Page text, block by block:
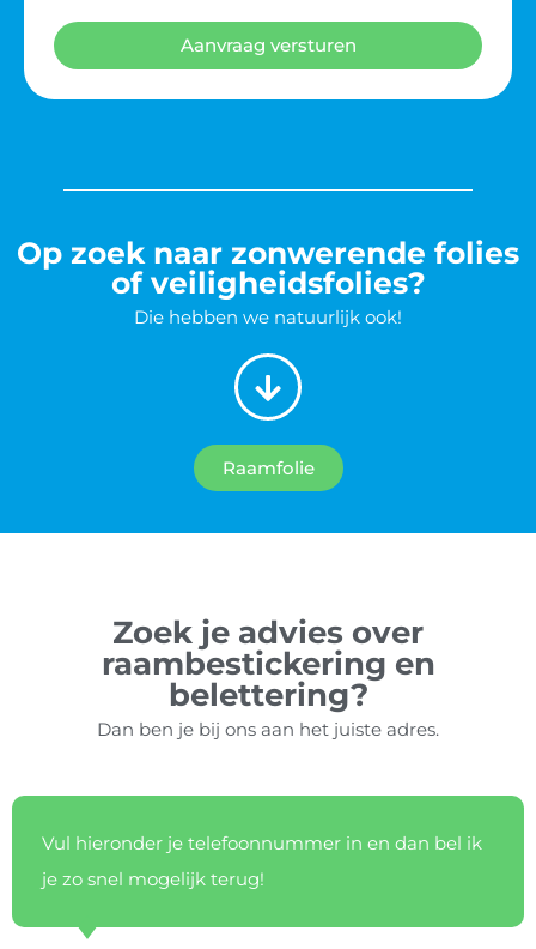
Aanvraag versturen
Op zoek naar zonwerende folies
of veiligheidsfolies?
Die hebben we natuurlijk ook!
Raamfolie
Zoek je advies over
raambestickering en
belettering?
Dan ben je bij ons aan het juiste adres.
Vul hieronder je telefoonnummer in en dan bel ik
je zo snel mogelijk terug!